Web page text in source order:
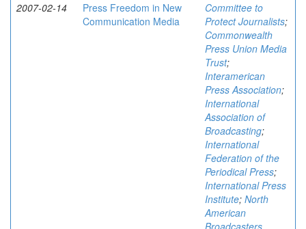
2007-02-14
Press Freedom in New
Communication Media
Committee to
Protect Journalists;
Commonwealth
Press Union Media
Trust;
Interamerican
Press Association;
International
Association of
Broadcasting;
International
Federation of the
Periodical Press;
International Press
Institute; North
American
Broadcasters